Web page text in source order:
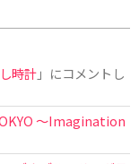
時計」にコメントし
〜Imagination